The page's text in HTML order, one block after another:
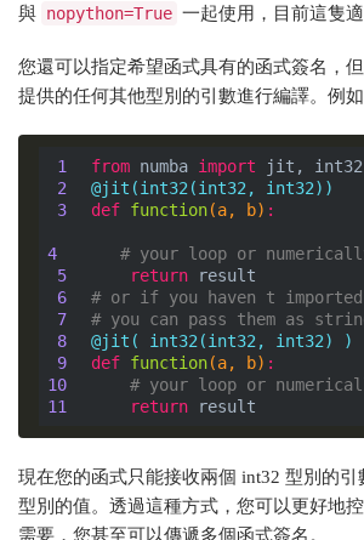
與 nopython=True 一起使用，目前這隻適
您還可以指定希望函式具有的函式簽名，
提供的任何其他型別的引數進行編譯。例如
1 from numba import
2
@jit(int32(int32, int32))
3
def function(a, b) :
4
# your loop or
5
return
6
# or if you haven t imported
7
# you can pass them as
8
@jit( int32(int32, int32) )
9
def function(a, b) :
10
# your loop or
11
return
現在您的函式只能接收兩個 int32 型別的引
型別的值。透過這種方式，您可以更好地
需要，您甚至可以傳遞多個函式簽名。